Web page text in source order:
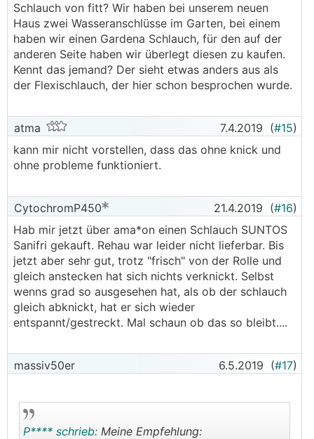
Schlauch von fitt? Wir haben bei unserem neuen
Haus zwei Wasseranschlüsse im Garten, bei einem
haben wir einen Gardena Schlauch, für den auf der
anderen Seite haben wir überlegt diesen zu kaufen.
Kennt das jemand? Der sieht etwas anders aus als
der Flexischlauch, der hier schon besprochen wurde.
atma 7.4.2019 (#15)
kann mir nicht vorstellen, dass das ohne knick und
ohne probleme funktioniert.
CytochromP450 21.4.2019 (#16)
Hab mir jetzt über ama*on einen Schlauch SUNTOS
Sanifri gekauft. Rehau war leider nicht lieferbar. Bis
jetzt aber sehr gut, trotz "frisch" von der Rolle und
gleich anstecken hat sich nichts verknickt. Selbst
wenns grad so ausgesehen hat, als ob der schlauch
gleich abknickt, hat er sich wieder
entspannt/gestreckt. Mal schaun ob das so bleibt....
massiv50er 6.5.2019 (#17)
P**** schrieb: Meine Empfehlung: